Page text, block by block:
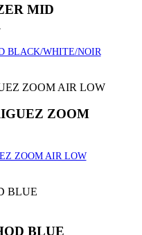
MID
BLACK/WHITE/NOIR
ZOOM
ZOOM AIR LOW
BLUE